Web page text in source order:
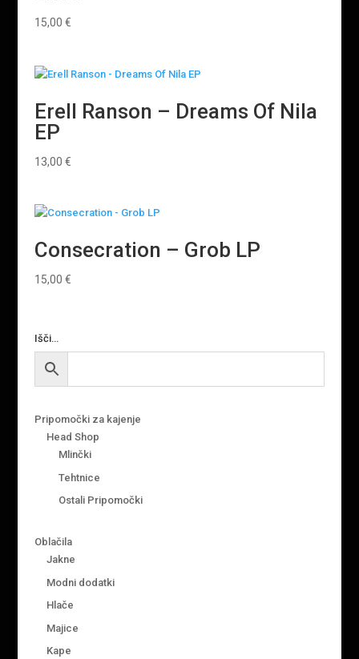
15,00 €
Erell Ranson – Dreams Of Nila
EP
13,00 €
Consecration – Grob LP
15,00 €
Išči…
Pripomočki za kajenje
Head Shop
Mlinčki
Tehtnice
Ostali Pripomočki
Oblačila
Jakne
Modni dodatki
Hlače
Majice
Kape